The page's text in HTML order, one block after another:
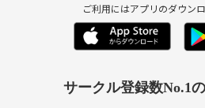
ご利用にはアプリのダウン
サークル登録数No.1